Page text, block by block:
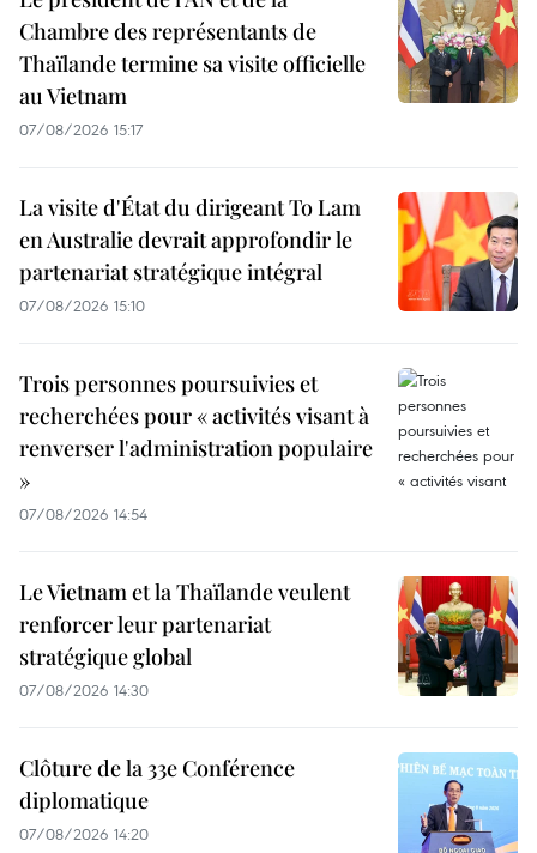
Chambre des représentants de
Thaïlande termine sa visite officielle
au Vietnam
07/08/2026 15:17
La visite d'État du dirigeant To Lam
en Australie devrait approfondir le
partenariat stratégique intégral
07/08/2026 15:10
Trois personnes poursuivies et
recherchées pour « activités visant à
renverser l'administration populaire
»
07/08/2026 14:54
Le Vietnam et la Thaïlande veulent
renforcer leur partenariat
stratégique global
07/08/2026 14:30
Clôture de la 33e Conférence
diplomatique
07/08/2026 14:20